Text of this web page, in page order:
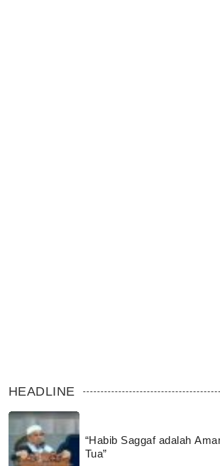
HEADLINE
“Habib Saggaf adalah
Tua”